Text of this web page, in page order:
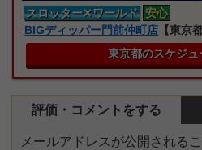
スロッター✕ワールド 安心
BIGディッパー門前仲町店 【東京
東京都のスケジュ
評価・コメントをする
メールアドレスが公開される